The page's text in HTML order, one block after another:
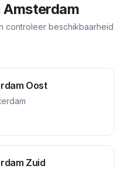
Amsterdam
controleer beschikbaarheid
Oost
Zuid